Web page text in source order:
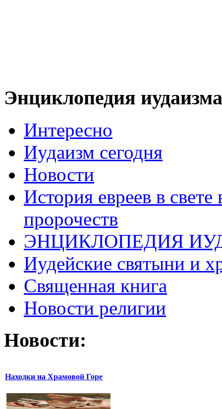
Энциклопедия иудаизма
Интересно
Иудаизм сегодня
Новости
История евреев в
пророчеств
ЭНЦИКЛОПЕДИЯ
Иудейские святыни и
Священная книга
Новости религии
Новости:
Находки на Храмовой Горе